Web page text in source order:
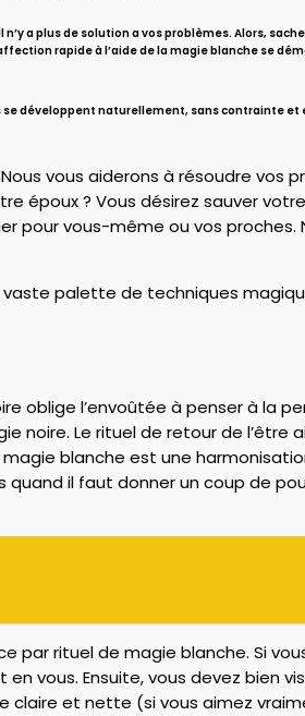
a plus de solution a vos problèmes. Alors,
rapide à l’aide de la magie blanche se
développent naturellement, sans contrainte
vous aiderons à résoudre vos
époux ? Vous désirez sauver
pour vous-même ou vos proches.
palette de techniques
oblige l’envoûtée à penser à la
noire. Le rituel de retour de l’être
blanche est une
quand il faut donner un coup de
par rituel de magie blanche. Si
vous. Ensuite, vous devez bien
claire et nette (si vous aimez